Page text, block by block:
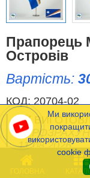
Прапори
Інші прапори
Часті
Оплата та
ГОЛОВНА
Прапорець
Островів
Вартість:
КОД: 20704-02
11.08.2026
Ми
cookie